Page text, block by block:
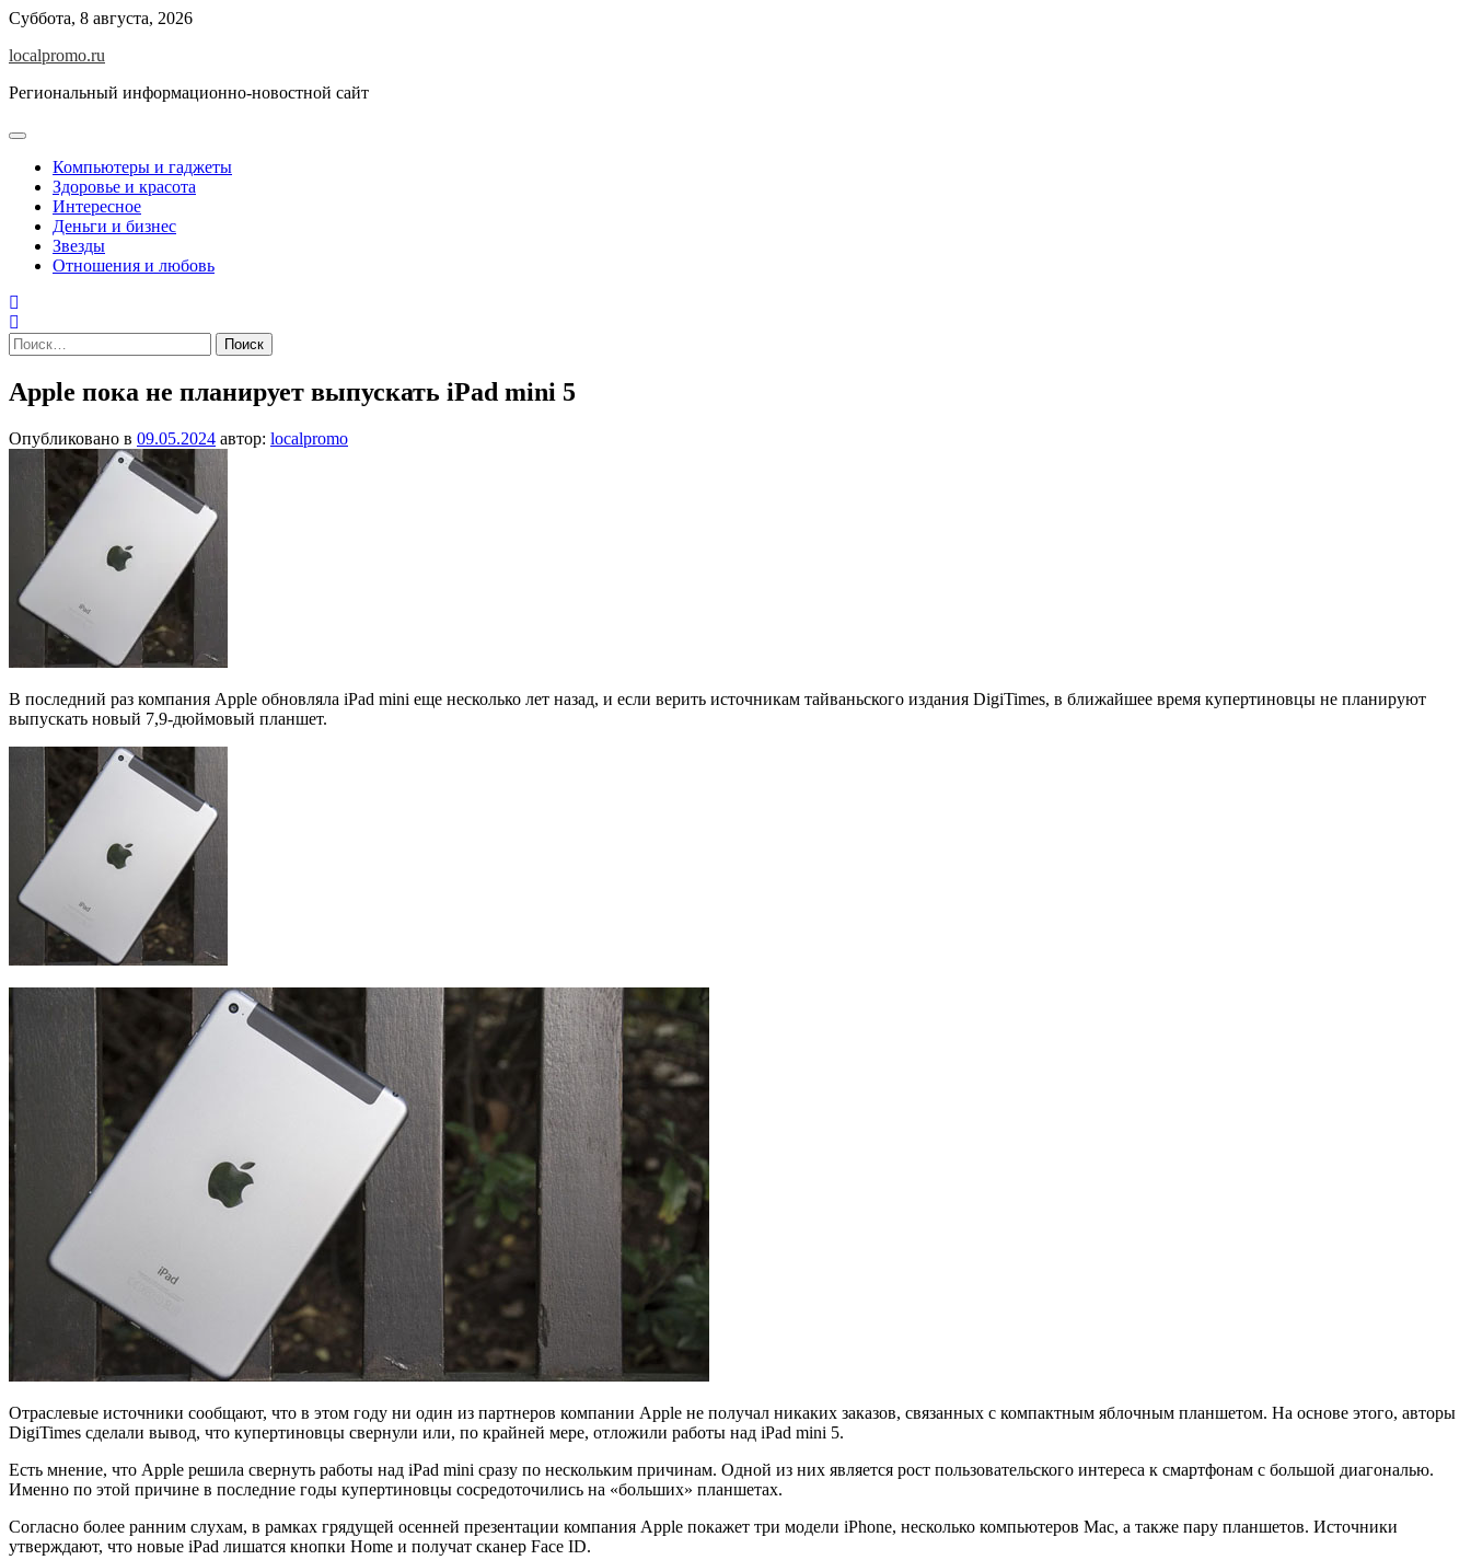
Перейти
содержимому
Суббота, 8 августа, 2026
localpromo.ru
Региональный информационно-новостной сайт
Компьютеры и гаджеты
Здоровье и красота
Интересное
Деньги и бизнес
Звезды
Отношения и любовь
Найти:
Apple пока не планирует выпускать iPad mini 5
Опубликовано в 09.05.2024 автор: localpromo
В последний раз компания Apple обновляла iPad mini еще несколько лет назад, и если верить источникам тайваньского издания DigiTimes, в ближайшее время купертиновцы не планируют
выпускать новый 7,9-дюймовый планшет.
Отраслевые источники сообщают, что в этом году ни один из партнеров компании Apple не получал никаких заказов, связанных с компактным яблочным планшетом. На основе этого, авторы
DigiTimes сделали вывод, что купертиновцы свернули или, по крайней мере, отложили работы над iPad mini 5.
Есть мнение, что Apple решила свернуть работы над iPad mini сразу по нескольким причинам. Одной из них является рост пользовательского интереса к смартфонам с большой диагональю.
Именно по этой причине в последние годы купертиновцы сосредоточились на «больших» планшетах.
Согласно более ранним слухам, в рамках грядущей осенней презентации компания Apple покажет три модели iPhone, несколько компьютеров Mac, а также пару планшетов. Источники
утверждают, что новые iPad лишатся кнопки Home и получат сканер Face ID.